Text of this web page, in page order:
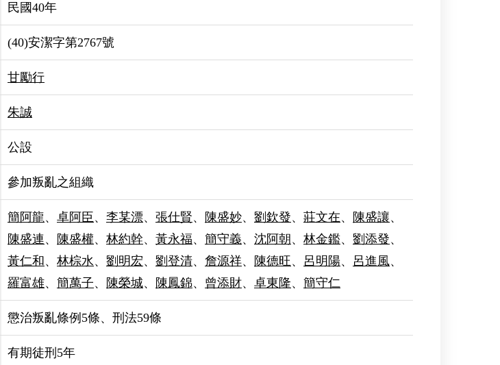
民國40年
(40)安潔字第2767號
甘勵行
朱誠
公設
參加叛亂之組織
簡阿龍、 卓阿臣 、 李某漂、 張仕賢、 陳盛妙、 劉欽發、 莊文在、 陳盛讓、
陳盛連、 陳盛權、 林約幹、 黃永福、 簡守義、 沈阿朝 、 林金鑑、 劉添發、
黃仁和 、 林棕水、 劉明宏、 劉登清、 詹源祥、 陳德旺、 呂明陽、 呂進風、
羅富雄、 簡萬子、 陳榮城、 陳鳳錦、 曾添財、 卓東隆、 簡守仁
懲治叛亂條例5條、刑法59條
有期徒刑5年